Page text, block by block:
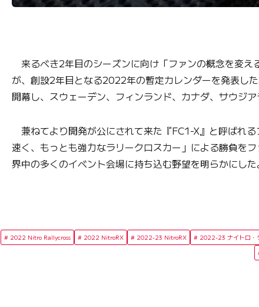
来るべき2年目のシーズンに向け「ファンの概念を変
が、創設2年目となる2022年の暫定カレンダーを発表し
開幕し、スウェーデン、フィンランド、カナダ、サウジ
兼ねてより開発が公にされて来た『FC1-X』と呼ばれ
速く、もっとも強力なラリークロスカー」による勝負を
界中の多くのイベント会場に持ち込む野望を明らかにした
2022 Nitro Rallycross 2022 NitroRX 2022-23 NitroRX 2022-23 ナイトロ・